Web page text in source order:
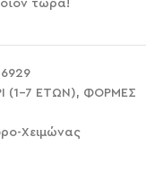
τώρα!
(1-7 ΕΤΩΝ), ΦΟΡΜΕΣ
Χειμώνας